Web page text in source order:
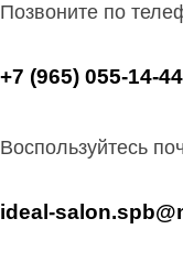
Позвоните по
+7 (965) 055-14-44
Воспользуйтесь
ideal-